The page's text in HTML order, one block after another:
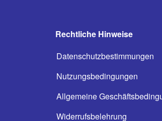
Rechtliche Hinweise
Datenschutzbestimmungen
Nutzungsbedingungen
Allgemeine
Widerrufsbelehrung